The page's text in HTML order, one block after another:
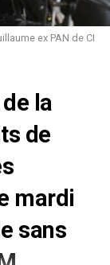
ex PAN de CI
la
de
mardi
sans